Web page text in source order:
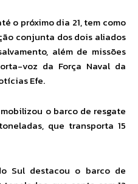
o próximo dia 21, tem como
conjunta dos dois aliados
além de missões
voz da Força Naval da
Efe.
o barco de resgate
que transporta 15
Sul destacou o barco de